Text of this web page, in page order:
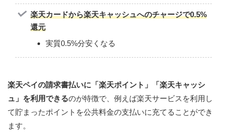
楽天カードから楽天キャッシュへのチャージで0.5%
還元
実質0.5%分安くなる
楽天ペイの請求書払いに「楽天ポイント」「楽天キャッシ
ュ」を利用できるのが特徴で、例えば楽天サービスを利用し
て貯まったポイントを公共料金の支払いに充てることができ
ます。